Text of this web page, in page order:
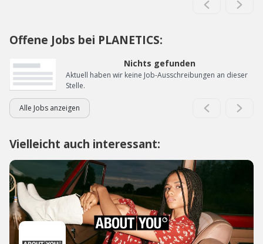
Offene Jobs bei PLANETICS:
Nichts gefunden
Aktuell haben wir keine Job-Ausschreibungen an dieser
Stelle.
Alle Jobs anzeigen
Vielleicht auch interessant: